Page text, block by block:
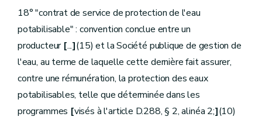
Sous-section[3 Appel à projets et financement des projets]
[Décret 08.05.2008]
Art.[D.233bis - 5
Art.[D.233bis - 6
Sous-section
[Décret 08.05.2008]
Art.[D.233bis - 7
Art.
[D.233bis - 8
Art. [D.233 bis - 9
18° "contrat de service de protection de l'eau
potabilisable" : convention conclue entre un
producteur [...](15) et la Société publique de gestion de
l'eau, au terme de laquelle cette dernière fait assurer,
contre une rémunération, la protection des eaux
potabilisables, telle que déterminée dans les
programmes [visés à l'article D.288, § 2, alinéa 2;](10)